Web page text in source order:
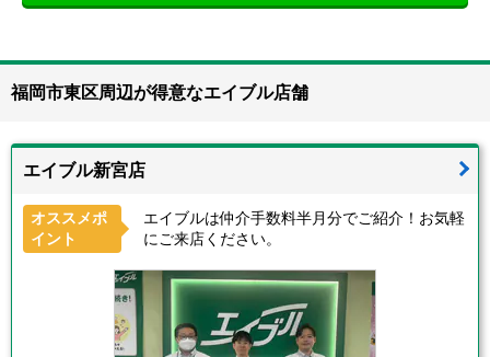
福岡市東区周辺が得意なエイブル店舗
エイブル新宮店
オススメポ
イント
エイブルは仲介手数料半月分でご紹介！お気軽
にご来店ください。